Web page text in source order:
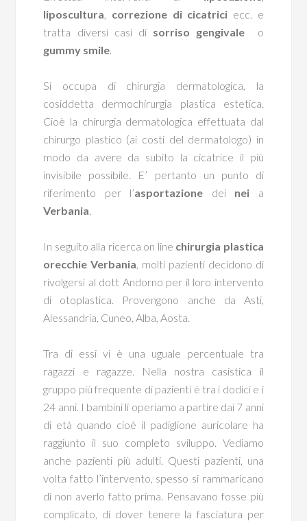
liposcultura, correzione di cicatrici ecc. e
tratta diversi casi di sorriso gengivale o
gummy smile.
Si occupa di chirurgia dermatologica, la
cosiddetta dermochirurgia plastica estetica.
Cioè la chirurgia dermatologica effettuata dal
chirurgo plastico (ai costi del dermatologo) in
modo da avere da subito la cicatrice il più
invisibile possibile. E’ pertanto un punto di
riferimento per l’asportazione dei nei a
Verbania.
In seguito alla ricerca on line chirurgia plastica
orecchie Verbania, molti pazienti decidono di
rivolgersi al dott Andorno per il loro intervento
di otoplastica. Provengono anche da Asti,
Alessandria, Cuneo, Alba, Aosta.
Tra di essi vi è una uguale percentuale tra
ragazzi e ragazze. Nella nostra casistica il
gruppo più frequente di pazienti è tra i dodici e i
24 anni. I bambini li operiamo a partire dai 7 anni
di età quando cioè il padiglione auricolare ha
raggiunto il suo completo sviluppo. Vediamo
anche pazienti più adulti. Questi pazienti, una
volta fatto l’intervento, spesso si rammaricano
di non averlo fatto prima. Pensavano fosse più
complicato, di dover tenere la fasciatura per